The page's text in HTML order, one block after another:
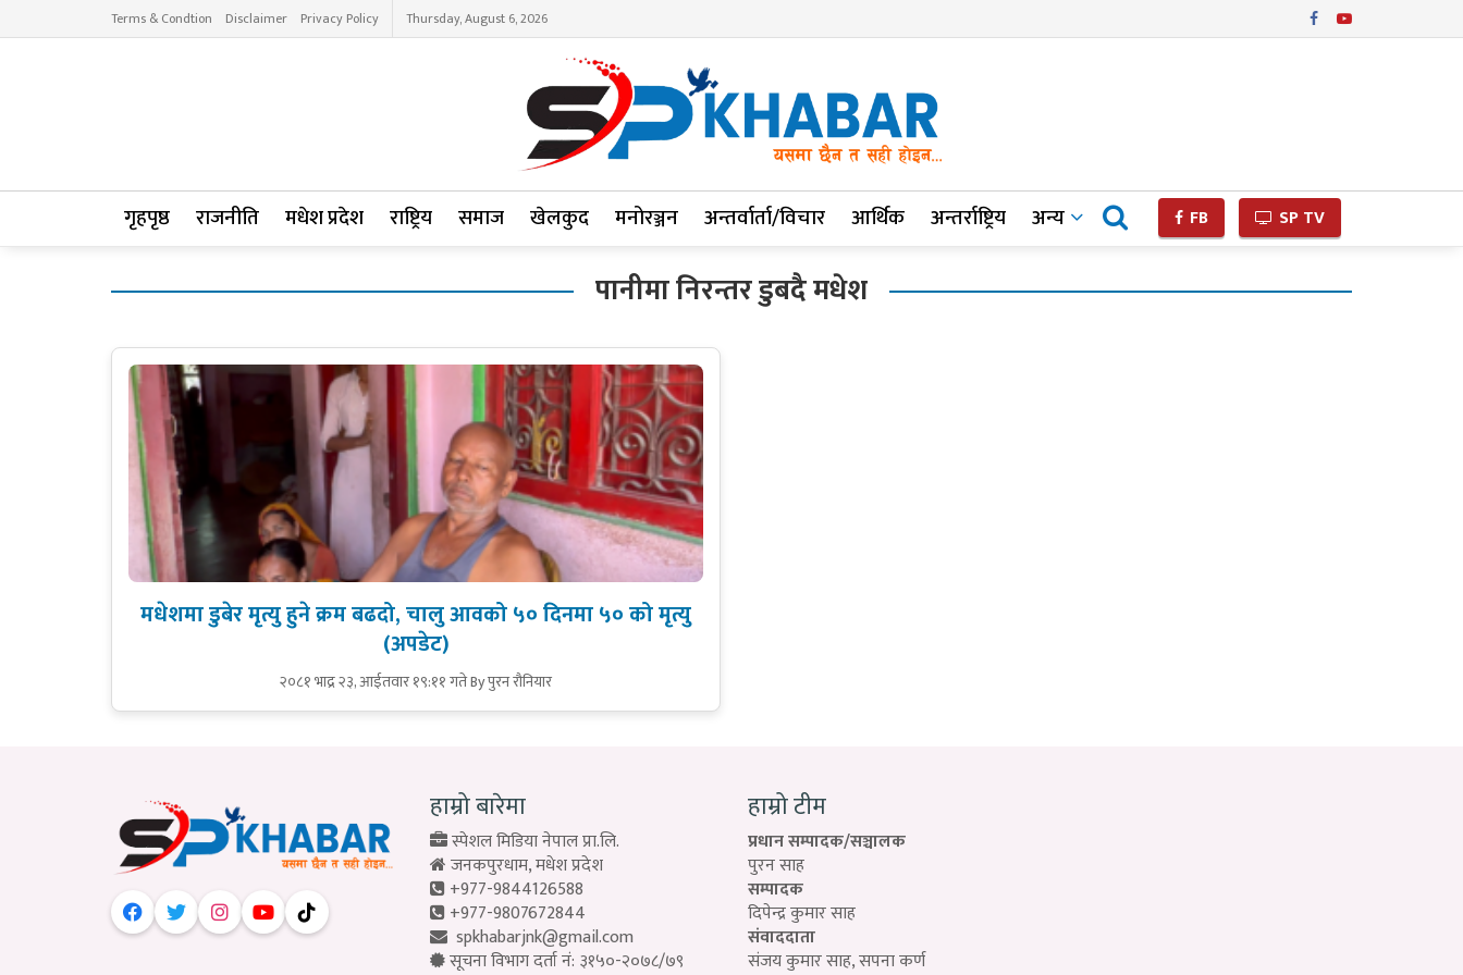
Terms & Condtion Disclaimer Privacy Policy Thursday, August 6, 2026
गृहपृष्ठ राजनीति मधेश प्रदेश राष्ट्रिय समाज खेलकुद मनोरञ्जन अन्तर्वार्ता/विचार आर्थिक अन्तर्राष्ट्रिय अन्य FB SP TV
पानीमा निरन्तर डुबदै मधेश
मधेशमा डुबेर मृत्यु हुने क्रम बढदो, चालु आवको ५० दिनमा ५० को मृत्यु
(अपडेट)
२०८१ भाद्र २३, आईतवार १९:११ गतेBy पुरन रौनियार
हाम्रो बारेमा
स्पेशल मिडिया नेपाल प्रा.लि.
जनकपुरधाम, मधेश प्रदेश
+977-9844126588
+977-9807672844
spkhabarjnk@gmail.com
सूचना विभाग दर्ता नं: ३१५०-२०७८/७९
हाम्रो टीम
प्रधान सम्पादक/सञ्चालक
पुरन साह
सम्पादक
दिपेन्द्र कुमार साह
संवाददाता
संजय कुमार साह, सपना कर्ण